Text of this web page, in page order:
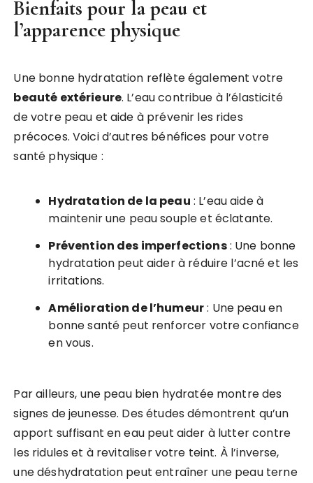
Bienfaits pour la peau et
l’apparence physique
Une bonne hydratation reflète également votre
beauté extérieure. L’eau contribue à l’élasticité
de votre peau et aide à prévenir les rides
précoces. Voici d’autres bénéfices pour votre
santé physique :
Hydratation de la peau : L’eau aide à
maintenir une peau souple et éclatante.
Prévention des imperfections: Une bonne
hydratation peut aider à réduire l’acné et les
irritations.
Amélioration de l’humeur: Une peau en
bonne santé peut renforcer votre confiance
en vous.
Par ailleurs, une peau bien hydratée montre des
signes de jeunesse. Des études démontrent qu’un
apport suffisant en eau peut aider à lutter contre
les ridules et à revitaliser votre teint. À l’inverse,
une déshydratation peut entraîner une peau terne